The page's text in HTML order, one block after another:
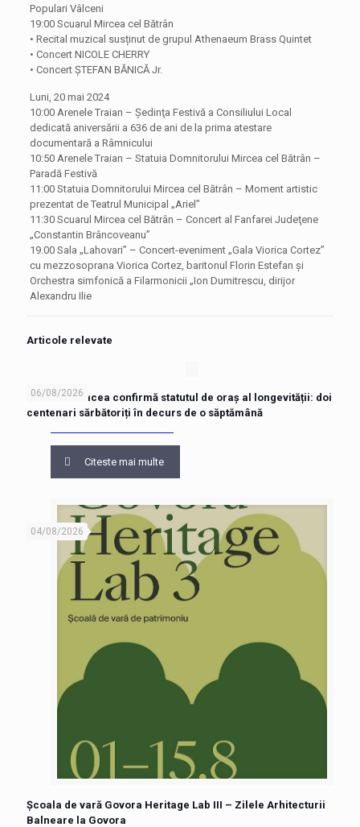
Populari Vâlceni
19:00 Scuarul Mircea cel Bătrân
• Recital muzical susținut de grupul Athenaeum Brass Quintet
• Concert NICOLE CHERRY
• Concert ȘTEFAN BĂNICĂ Jr.
Luni, 20 mai 2024
10:00 Arenele Traian – Ședinţa Festivă a Consiliului Local
dedicată aniversării a 636 de ani de la prima atestare
documentară a Râmnicului
10:50 Arenele Traian – Statuia Domnitorului Mircea cel Bătrân –
Paradă Festivă
11:00 Statuia Domnitorului Mircea cel Bătrân – Moment artistic
prezentat de Teatrul Municipal „Ariel”
11:30 Scuarul Mircea cel Bătrân – Concert al Fanfarei Judeţene
„Constantin Brâncoveanu”
19.00 Sala „Lahovari” – Concert-eveniment „Gala Viorica Cortez”
cu mezzosoprana Viorica Cortez, baritonul Florin Estefan și
Orchestra simfonică a Filarmonicii „Ion Dumitrescu, dirijor
Alexandru Ilie
Articole relevate
06/08/2026
Râmnicu Vâlcea confirmă statutul de oraș al longevității: doi
centenari sărbătoriți în decurs de o săptămână
Citeste mai multe
04/08/2026
Școala de vară Govora Heritage Lab III – Zilele Arhitecturii
Balneare la Govora